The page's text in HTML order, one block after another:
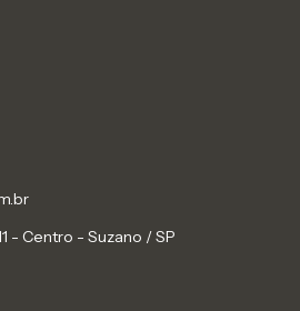
- Centro - Suzano / SP